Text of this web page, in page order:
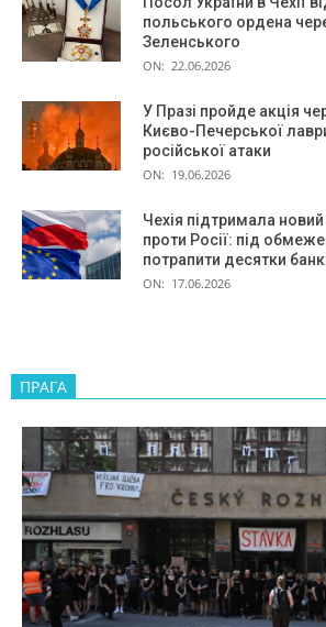
польського ордена
Зеленського
ON: 22.06.2026
У Празі пройде акція
Києво-Печерської
російської атаки
ON: 19.06.2026
Чехія підтримала новий
проти Росії: під
потрапити десятки
ON: 17.06.2026
ПРАГА